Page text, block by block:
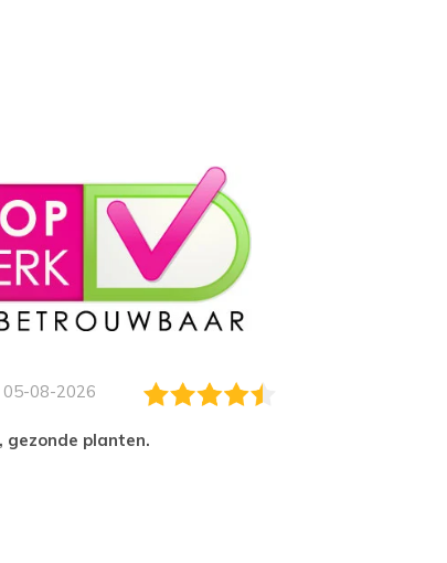
05-08-2026
gezonde planten.